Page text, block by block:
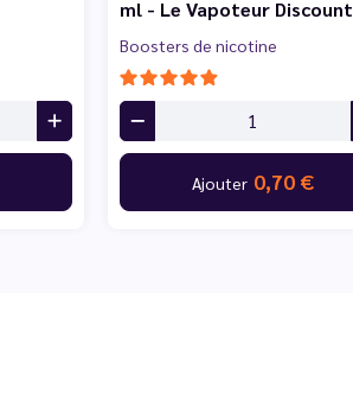
ml - Le Vapoteur Discount
Boosters de nicotine
Ajouter 0,70 €